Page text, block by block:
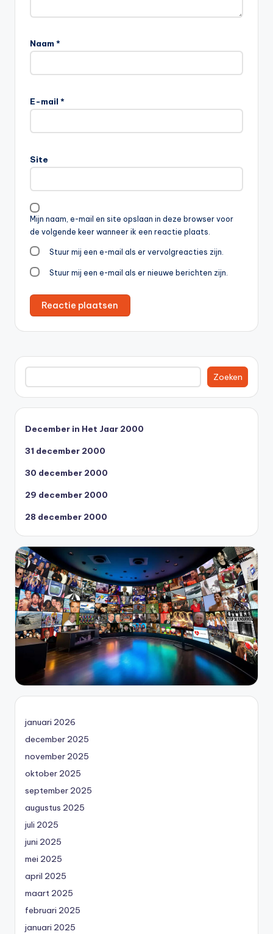
Naam *
E-mail *
Site
Mijn naam, e-mail en site opslaan in deze browser voor
de volgende keer wanneer ik een reactie plaats.
Stuur mij een e-mail als er vervolgreacties zijn.
Stuur mij een e-mail als er nieuwe berichten zijn.
Zoeken
Zoeken
December in Het Jaar 2000
31 december 2000
30 december 2000
29 december 2000
28 december 2000
januari 2026
december 2025
november 2025
oktober 2025
september 2025
augustus 2025
juli 2025
juni 2025
mei 2025
april 2025
maart 2025
februari 2025
januari 2025